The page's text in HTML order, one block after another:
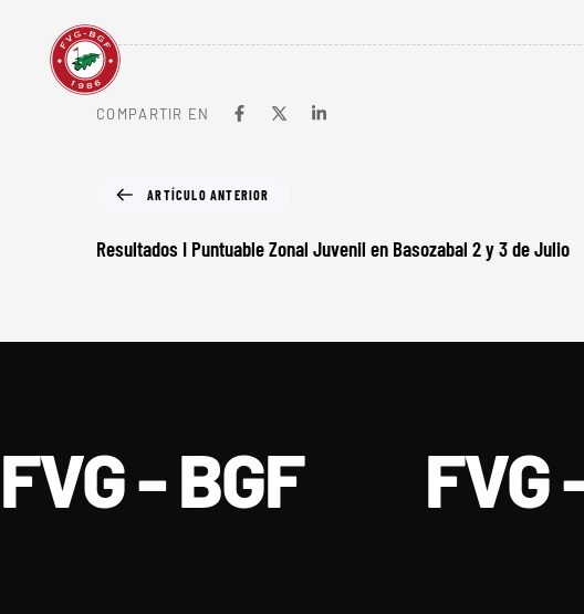
COMPARTIR EN
ARTÍCULO ANTERIOR
Resultados I Puntuable Zonal Juvenil en Basozabal 2 y 3 de Julio
FVG - BGF FVG